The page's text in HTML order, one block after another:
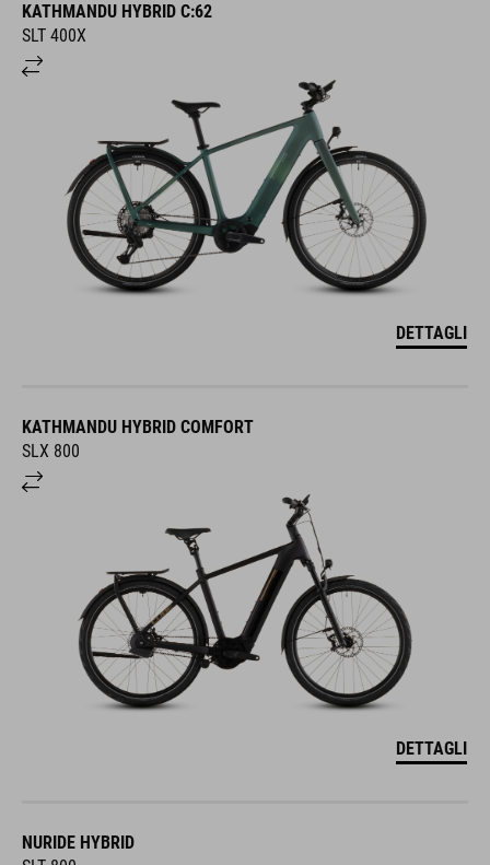
KATHMANDU HYBRID C:62
SLT 400X
DETTAGLI
KATHMANDU HYBRID COMFORT
SLX 800
DETTAGLI
NURIDE HYBRID